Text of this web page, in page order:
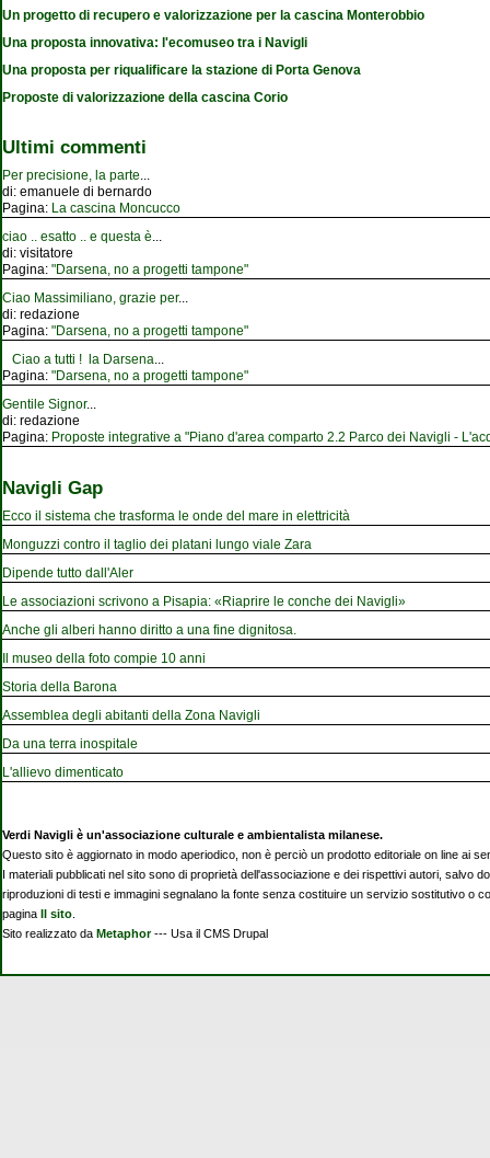
Un progetto di recupero e valorizzazione per la cascina Monterobbio
Una proposta innovativa: l'ecomuseo tra i Navigli
Una proposta per riqualificare la stazione di Porta Genova
Proposte di valorizzazione della cascina Corio
Ultimi commenti
Per precisione, la parte
di: emanuele di bernardo
Pagina: La cascina Moncucco
ciao .. esatto .. e questa è
di: visitatore
Pagina: "Darsena, no a progetti tampone"
Ciao Massimiliano, grazie per...
di: redazione
Pagina: "Darsena, no a progetti tampone"
Ciao a tutti ! la Darsena
Pagina: "Darsena, no a progetti tampone"
Gentile Signor...
di: redazione
Pagina: Proposte integrative a "Piano d'area comparto 2.2 Parco dei Navigli -
Navigli Gap
Ecco il sistema che trasforma le onde del mare in elettricità
Monguzzi contro il taglio dei platani lungo viale Zara
Dipende tutto dall'Aler
Le associazioni scrivono a Pisapia: «Riaprire le conche dei Navigli»
Anche gli alberi hanno diritto a una fine dignitosa.
Il museo della foto compie 10 anni
Storia della Barona
Assemblea degli abitanti della Zona Navigli
Da una terra inospitale
L'allievo dimenticato
Verdi Navigli è un'associazione culturale e ambientalista milanese.
Questo sito è aggiornato in modo aperiodico, non è perciò un prodotto editoriale on line ai
I materiali pubblicati nel sito sono di proprietà dell'associazione e dei rispettivi autori, salvo
riproduzioni di testi e immagini segnalano la fonte senza costituire un servizio sostitutivo o
pagina Il sito
Sito realizzato da Metaphor--- Usa il CMS Drupal